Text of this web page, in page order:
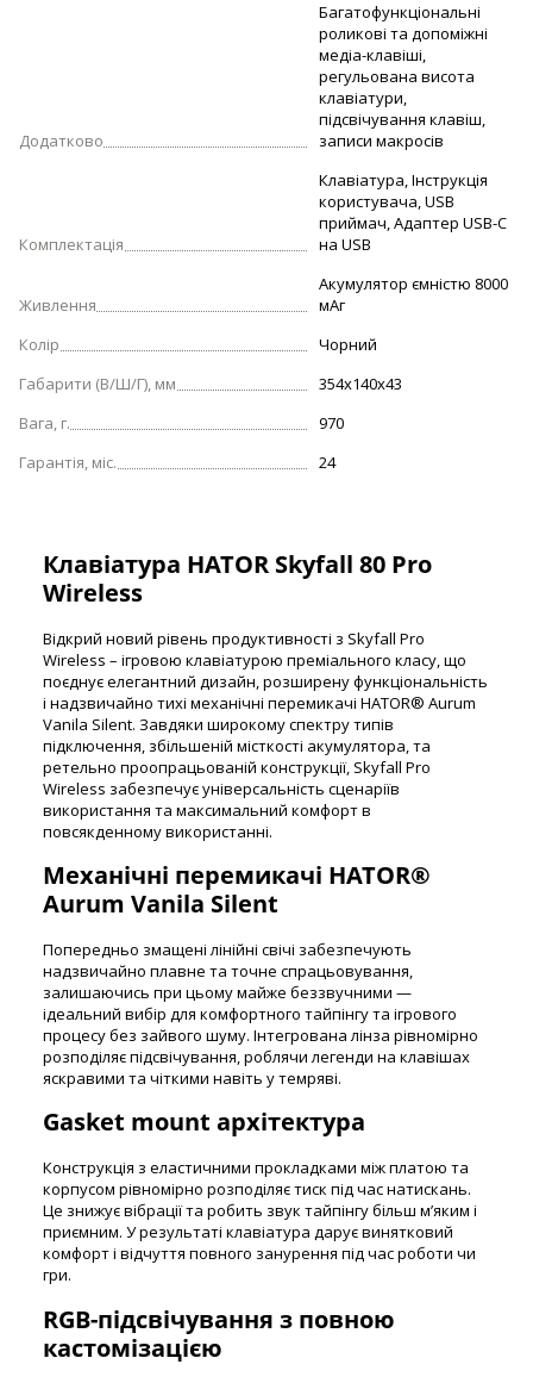
Додатково
Багатофункціональні
роликові та допоміжні
медіа-клавіші,
регульована висота
клавіатури,
підсвічування клавіш,
записи макросів
Комплектація
Клавіатура, Інструкція
користувача, USB
приймач, Адаптер USB-C
на USB
Живлення
Акумулятор ємністю 8000
мАг
Колір
Чорний
Габарити (В/Ш/Г), мм
354x140x43
Вага, г.
970
Гарантія, міс.
24
Клавіатура HATOR Skyfall 80 Pro
Wireless
Відкрий новий рівень продуктивності з Skyfall Pro
Wireless – ігровою клавіатурою преміального класу, що
поєднує елегантний дизайн, розширену функціональність
і надзвичайно тихі механічні перемикачі HATOR® Aurum
Vanila Silent. Завдяки широкому спектру типів
підключення, збільшеній місткості акумулятора, та
ретельно проопрацьованій конструкції, Skyfall Pro
Wireless забезпечує універсальність сценаріїв
використання та максимальний комфорт в
повсякденному використанні.
Механічні перемикачі HATOR®
Aurum Vanila Silent
Попередньо змащені лінійні свічі забезпечують
надзвичайно плавне та точне спрацьовування,
залишаючись при цьому майже беззвучними —
ідеальний вибір для комфортного тайпінгу та ігрового
процесу без зайвого шуму. Інтегрована лінза рівномірно
розподіляє підсвічування, роблячи легенди на клавішах
яскравими та чіткими навіть у темряві.
Gasket mount архітектура
Конструкція з еластичними прокладками між платою та
корпусом рівномірно розподіляє тиск під час натискань.
Це знижує вібрації та робить звук тайпінгу більш м’яким і
приємним. У результаті клавіатура дарує винятковий
комфорт і відчуття повного занурення під час роботи чи
гри.
RGB-підсвічування з повною
кастомізацією